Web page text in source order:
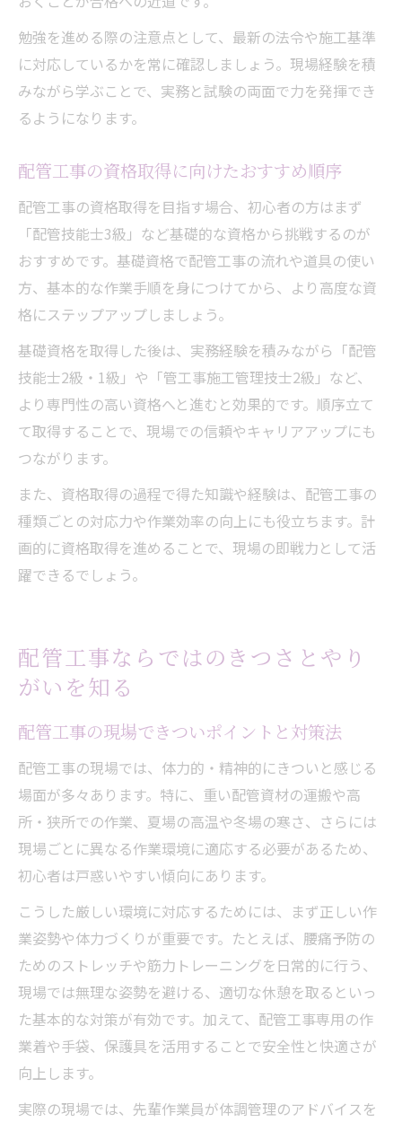
勉強を進める際の注意点として、最新の法令や施工基準
に対応しているかを常に確認しましょう。現場経験を積
みながら学ぶことで、実務と試験の両面で力を発揮でき
るようになります。
配管工事の資格取得に向けたおすすめ順序
配管工事の資格取得を目指す場合、初心者の方はまず
「配管技能士3級」など基礎的な資格から挑戦するのが
おすすめです。基礎資格で配管工事の流れや道具の使い
方、基本的な作業手順を身につけてから、より高度な資
格にステップアップしましょう。
基礎資格を取得した後は、実務経験を積みながら「配管
技能士2級・1級」や「管工事施工管理技士2級」など、
より専門性の高い資格へと進むと効果的です。順序立て
て取得することで、現場での信頼やキャリアアップにも
つながります。
また、資格取得の過程で得た知識や経験は、配管工事の
種類ごとの対応力や作業効率の向上にも役立ちます。計
画的に資格取得を進めることで、現場の即戦力として活
躍できるでしょう。
配管工事ならではのきつさとやり
がいを知る
配管工事の現場できついポイントと対策法
配管工事の現場では、体力的・精神的にきついと感じる
場面が多々あります。特に、重い配管資材の運搬や高
所・狭所での作業、夏場の高温や冬場の寒さ、さらには
現場ごとに異なる作業環境に適応する必要があるため、
初心者は戸惑いやすい傾向にあります。
こうした厳しい環境に対応するためには、まず正しい作
業姿勢や体力づくりが重要です。たとえば、腰痛予防の
ためのストレッチや筋力トレーニングを日常的に行う、
現場では無理な姿勢を避ける、適切な休憩を取るといっ
た基本的な対策が有効です。加えて、配管工事専用の作
業着や手袋、保護具を活用することで安全性と快適さが
向上します。
実際の現場では、先輩作業員が体調管理のアドバイスを